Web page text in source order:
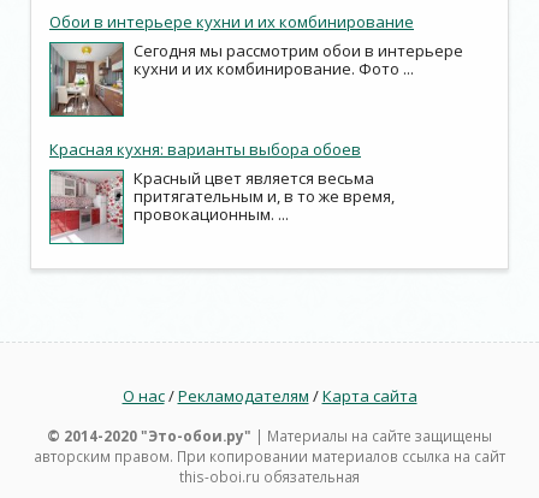
Обои в интерьере кухни и их комбинирование
Сегодня мы рассмотрим обои в интерьере
кухни и их комбинирование. Фото ...
Красная кухня: варианты выбора обоев
Красный цвет является весьма
притягательным и, в то же время,
провокационным. ...
О нас/Рекламодателям /Карта сайта
© 2014-2020 "Это-обои.ру" | Материалы на сайте защищены
авторским правом. При копировании материалов ссылка на сайт
this-oboi.ru обязательная